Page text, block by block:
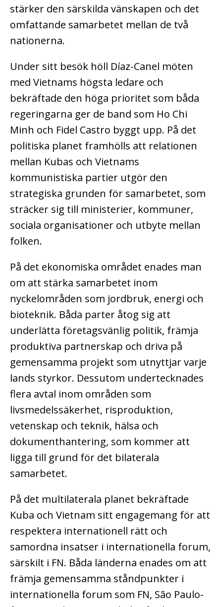
stärker den särskilda vänskapen och det
omfattande samarbetet mellan de två
nationerna.
Under sitt besök höll Díaz-Canel möten
med Vietnams högsta ledare och
bekräftade den höga prioritet som båda
regeringarna ger de band som Ho Chi
Minh och Fidel Castro byggt upp. På det
politiska planet framhölls att relationen
mellan Kubas och Vietnams
kommunistiska partier utgör den
strategiska grunden för samarbetet, som
sträcker sig till ministerier, kommuner,
sociala organisationer och utbyte mellan
folken.
På det ekonomiska området enades man
om att stärka samarbetet inom
nyckelområden som jordbruk, energi och
bioteknik. Båda parter åtog sig att
underlätta företagsvänlig politik, främja
produktiva partnerskap och driva på
gemensamma projekt som utnyttjar varje
lands styrkor. Dessutom undertecknades
flera avtal inom områden som
livsmedelssäkerhet, risproduktion,
vetenskap och teknik, hälsa och
dokumenthantering, som kommer att
ligga till grund för det bilaterala
samarbetet.
På det multilaterala planet bekräftade
Kuba och Vietnam sitt engagemang för att
respektera internationell rätt och
samordna insatser i internationella forum,
särskilt i FN. Båda länderna enades om att
främja gemensamma ståndpunkter i
internationella forum som FN, São Paulo-